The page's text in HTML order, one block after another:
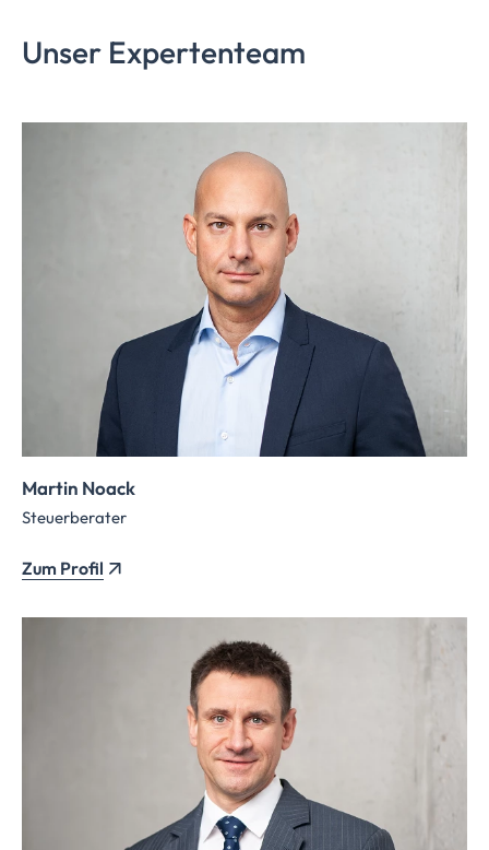
Unser Expertenteam
Martin Noack
Steuerberater
Zum Profil